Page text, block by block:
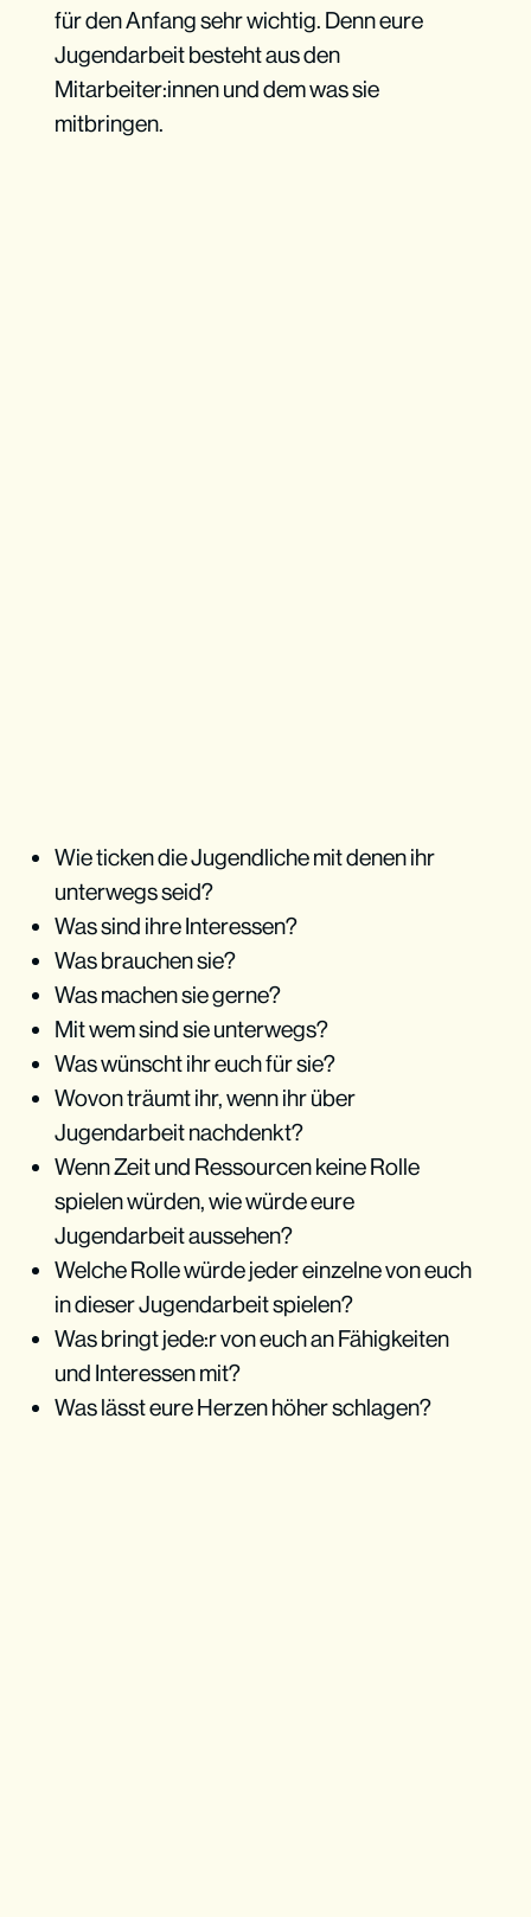
für den Anfang sehr wichtig. Denn eure
Jugendarbeit besteht aus den
Mitarbeiter:innen und dem was sie
mitbringen.
Wie ticken die Jugendliche mit denen ihr
unterwegs seid?
Was sind ihre Interessen?
Was brauchen sie?
Was machen sie gerne?
Mit wem sind sie unterwegs?
Was wünscht ihr euch für sie?
Wovon träumt ihr, wenn ihr über
Jugendarbeit nachdenkt?
Wenn Zeit und Ressourcen keine Rolle
spielen würden, wie würde eure
Jugendarbeit aussehen?
Welche Rolle würde jeder einzelne von euch
in dieser Jugendarbeit spielen?
Was bringt jede:r von euch an Fähigkeiten
und Interessen mit?
Was lässt eure Herzen höher schlagen?